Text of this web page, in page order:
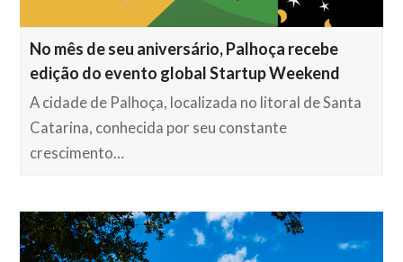
No mês de seu aniversário, Palhoça recebe
edição do evento global Startup Weekend
A cidade de Palhoça, localizada no litoral de Santa
Catarina, conhecida por seu constante
crescimento…